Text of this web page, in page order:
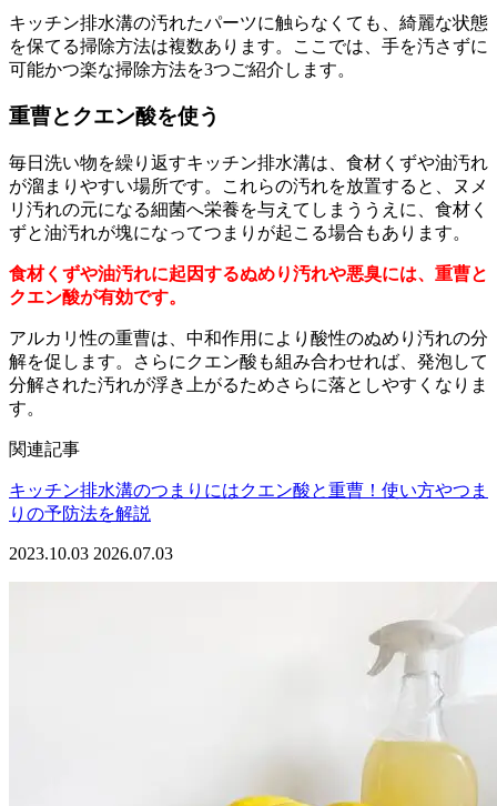
キッチン排水溝の汚れたパーツに触らなくても、綺麗な状態
を保てる掃除方法は複数あります。ここでは、手を汚さずに
可能かつ楽な掃除方法を3つご紹介します。
重曹とクエン酸を使う
毎日洗い物を繰り返すキッチン排水溝は、食材くずや油汚れ
が溜まりやすい場所です。これらの汚れを放置すると、ヌメ
リ汚れの元になる細菌へ栄養を与えてしまううえに、食材く
ずと油汚れが塊になってつまりが起こる場合もあります。
食材くずや油汚れに起因するぬめり汚れや悪臭には、重曹と
クエン酸が有効です。
アルカリ性の重曹は、中和作用により酸性のぬめり汚れの分
解を促します。さらにクエン酸も組み合わせれば、発泡して
分解された汚れが浮き上がるためさらに落としやすくなりま
す。
関連記事
キッチン排水溝のつまりにはクエン酸と重曹！使い方やつま
りの予防法を解説
2023.10.03 2026.07.03